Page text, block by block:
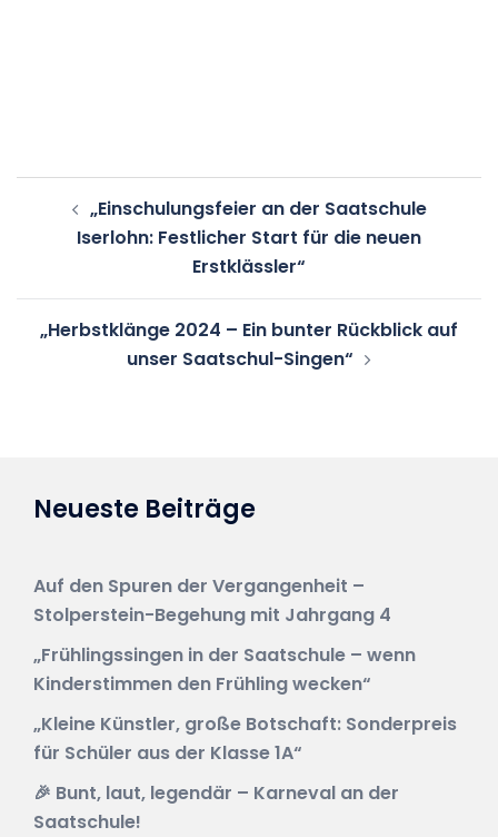
Beitragsnavigation
„Einschulungsfeier an der Saatschule
Iserlohn: Festlicher Start für die neuen
Erstklässler“
„Herbstklänge 2024 – Ein bunter Rückblick auf
unser Saatschul-Singen“
Neueste Beiträge
Auf den Spuren der Vergangenheit –
Stolperstein-Begehung mit Jahrgang 4
„Frühlingssingen in der Saatschule – wenn
Kinderstimmen den Frühling wecken“
„Kleine Künstler, große Botschaft: Sonderpreis
für Schüler aus der Klasse 1A“
🎉 Bunt, laut, legendär – Karneval an der
Saatschule!